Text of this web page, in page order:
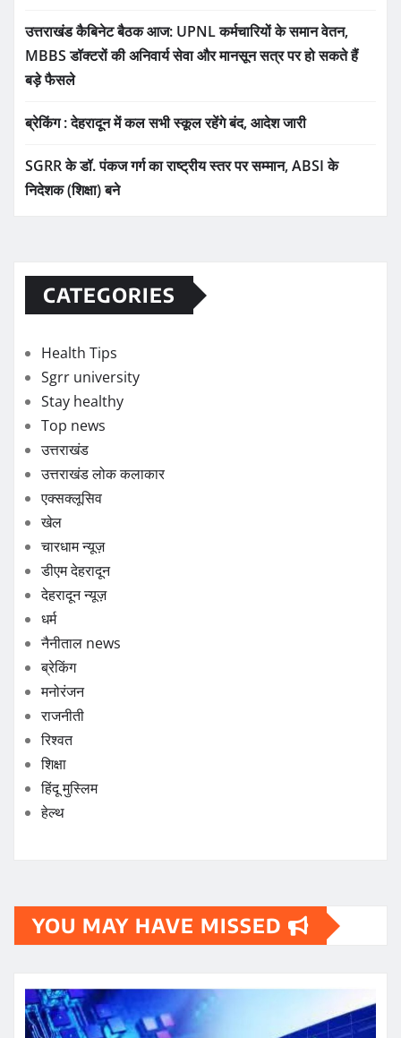
उत्तराखंड कैबिनेट बैठक आज: UPNL कर्मचारियों के समान वेतन,
MBBS डॉक्टरों की अनिवार्य सेवा और मानसून सत्र पर हो सकते हैं
बड़े फैसले
ब्रेकिंग : देहरादून में कल सभी स्कूल रहेंगे बंद, आदेश जारी
SGRR के डॉ. पंकज गर्ग का राष्ट्रीय स्तर पर सम्मान, ABSI के
निदेशक (शिक्षा) बने
CATEGORIES
Health Tips
Sgrr university
Stay healthy
Top news
उत्तराखंड
उत्तराखंड लोक कलाकार
एक्सक्लूसिव
खेल
चारधाम न्यूज़
डीएम देहरादून
देहरादून न्यूज़
धर्म
नैनीताल news
ब्रेकिंग
मनोरंजन
राजनीती
रिश्वत
शिक्षा
हिंदू मुस्लिम
हेल्थ
YOU MAY HAVE MISSED